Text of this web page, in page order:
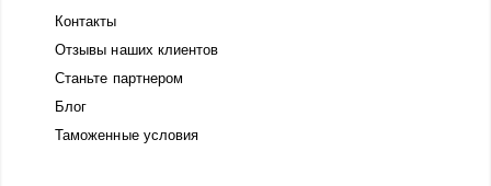
Контакты
Отзывы наших клиентов
Станьте партнером
Блог
Таможенные условия